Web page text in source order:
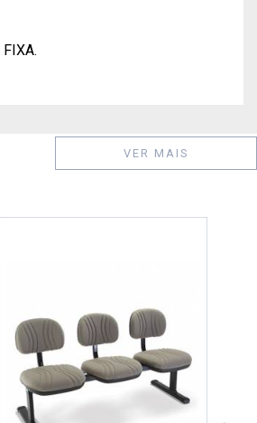
VER MAIS